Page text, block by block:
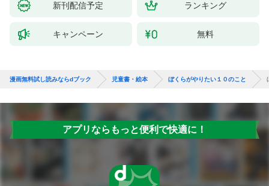
新刊配信予定 ランキング
キャンペーン 無料
漫画無料試し読みならdブック 児童書・絵本 ぼくらがやりたい１０のこと
アプリならもっと便利で快適に！